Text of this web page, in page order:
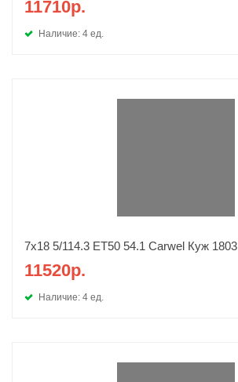
11710р.
Наличие: 4 ед.
7x18 5/114.3 ET50 54.1 Carwel Куж
11520р.
Наличие: 4 ед.